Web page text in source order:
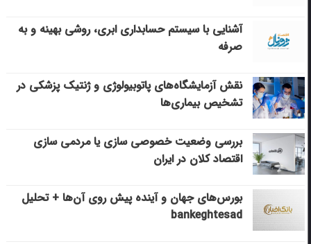
آشنایی با سیستم حسابداری ابری، روشی بهینه و به
صرفه
نقش آزمایشگاه‌های پاتوبیولوژی و ژنتیک پزشکی در
تشخیص بیماری‌ها
بررسی وضعیت خصوصی سازی یا مردمی سازی
اقتصاد کلان در ایران
بورس‌های جهان و آینده پیش روی آن‌ها + تحلیل
bankeghtesad